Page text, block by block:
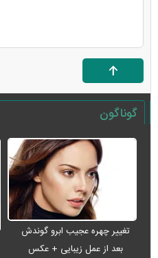
گوناگون
تغییر چهره عجیب ابرو گوندش
بعد از عمل زیبایی + عکس